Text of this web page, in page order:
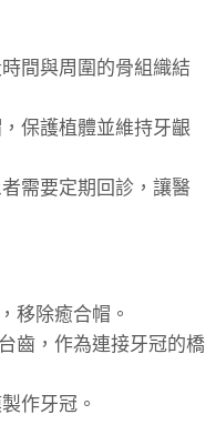
間與周圍的骨組織結
保護植體並維持牙齦
需要定期回診，讓醫
移除癒合帽。
齒，作為連接牙冠的橋
作牙冠。